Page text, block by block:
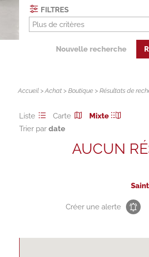
FILTRES
Plus de critères
Nouvelle recherche
Accueil >Achat >Boutique > Résultats de
Liste Carte
Mixte
Trier par
AUCUN
Créer une alerte